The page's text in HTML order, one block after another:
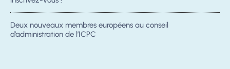
Deux nouveaux membres européens au conseil
d’administration de l’ICPC